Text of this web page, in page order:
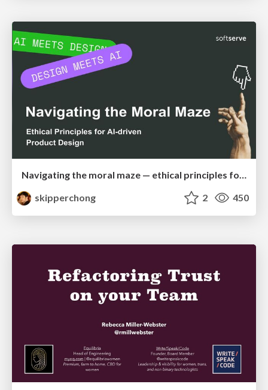
Navigating the moral maze — ethical principles for Al-driven product design
skipperchong
2 450